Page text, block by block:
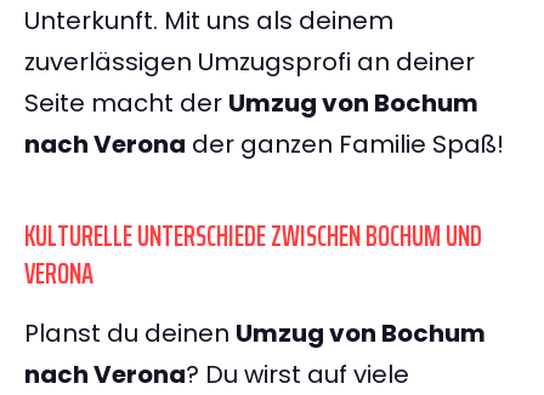
Unterkunft. Mit uns als deinem
zuverlässigen Umzugsprofi an deiner
Seite macht der Umzug von Bochum
nach Verona der ganzen Familie Spaß!
KULTURELLE UNTERSCHIEDE ZWISCHEN BOCHUM UND
VERONA
Planst du deinen Umzug von Bochum
nach Verona? Du wirst auf viele